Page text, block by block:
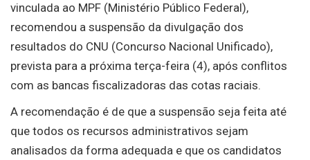
vinculada ao MPF (Ministério Público Federal),
recomendou a suspensão da divulgação dos
resultados do CNU (Concurso Nacional Unificado),
prevista para a próxima terça-feira (4), após conflitos
com as bancas fiscalizadoras das cotas raciais.
A recomendação é de que a suspensão seja feita até
que todos os recursos administrativos sejam
analisados da forma adequada e que os candidatos